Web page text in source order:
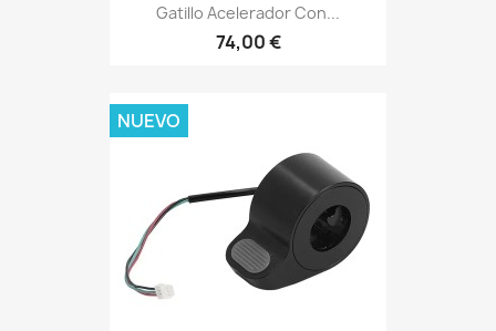
Gatillo Acelerador Con...
74,00 €
NUEVO